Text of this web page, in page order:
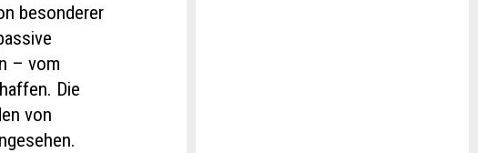
besonderer
– vom
Die
von